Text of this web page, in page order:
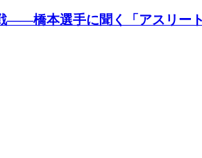
――橋本選手に聞く「アスリー